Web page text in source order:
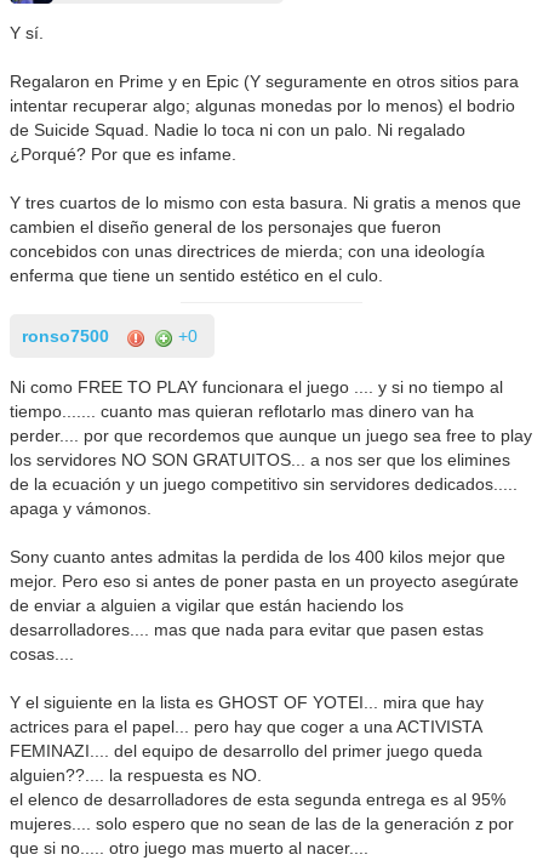
Y sí.
Regalaron en Prime y en Epic (Y seguramente en otros sitios para
intentar recuperar algo; algunas monedas por lo menos) el bodrio
de Suicide Squad. Nadie lo toca ni con un palo. Ni regalado
¿Porqué? Por que es infame.
Y tres cuartos de lo mismo con esta basura. Ni gratis a menos que
cambien el diseño general de los personajes que fueron
concebidos con unas directrices de mierda; con una ideología
enferma que tiene un sentido estético en el culo.
ronso7500 +0
Ni como FREE TO PLAY funcionara el juego .... y si no tiempo al
tiempo....... cuanto mas quieran reflotarlo mas dinero van ha
perder.... por que recordemos que aunque un juego sea free to play
los servidores NO SON GRATUITOS... a nos ser que los elimines
de la ecuación y un juego competitivo sin servidores dedicados.....
apaga y vámonos.
Sony cuanto antes admitas la perdida de los 400 kilos mejor que
mejor. Pero eso si antes de poner pasta en un proyecto asegúrate
de enviar a alguien a vigilar que están haciendo los
desarrolladores.... mas que nada para evitar que pasen estas
cosas....
Y el siguiente en la lista es GHOST OF YOTEI... mira que hay
actrices para el papel... pero hay que coger a una ACTIVISTA
FEMINAZI.... del equipo de desarrollo del primer juego queda
alguien??.... la respuesta es NO.
el elenco de desarrolladores de esta segunda entrega es al 95%
mujeres.... solo espero que no sean de las de la generación z por
que si no..... otro juego mas muerto al nacer....